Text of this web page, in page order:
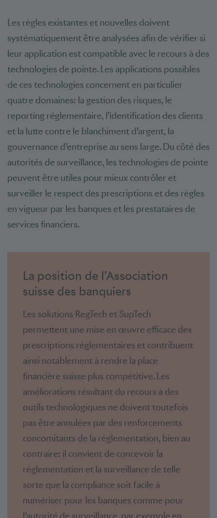
Les règles existantes et nouvelles doivent
systématiquement être analysées afin de vérifier si
leur application est compatible avec le recours à des
technologies de pointe. Les applications possibles
de ces technologies concernent en particulier
quatre domaines: la gestion des risques, le
reporting réglementaire, l’identification des clients
et la lutte contre le blanchiment d’argent, la
gouvernance d’entreprise au sens large. Du côté des
autorités de surveillance, les technologies de pointe
peuvent être utiles pour mieux contrôler et
surveiller le respect des prescriptions et des règles
en vigueur par les banques et les prestataires de
services financiers.
La position de l’Association
suisse des banquiers
Les solutions RegTech et SupTech
permettent une mise en œuvre efficace des
prescriptions réglementaires et contribuent
ainsi notablement à rendre la place
financière suisse plus compétitive. Les
améliorations résultant du recours à des
outils technologiques ne doivent toutefois
pas être annulées par des renforcements
concomitants de la réglementation, bien au
contraire: il convient de concevoir la
réglementation et la surveillance de telle
sorte que la compliance soit facile à
numériser pour les banques comme pour
l’autorité de surveillance, par exemple en